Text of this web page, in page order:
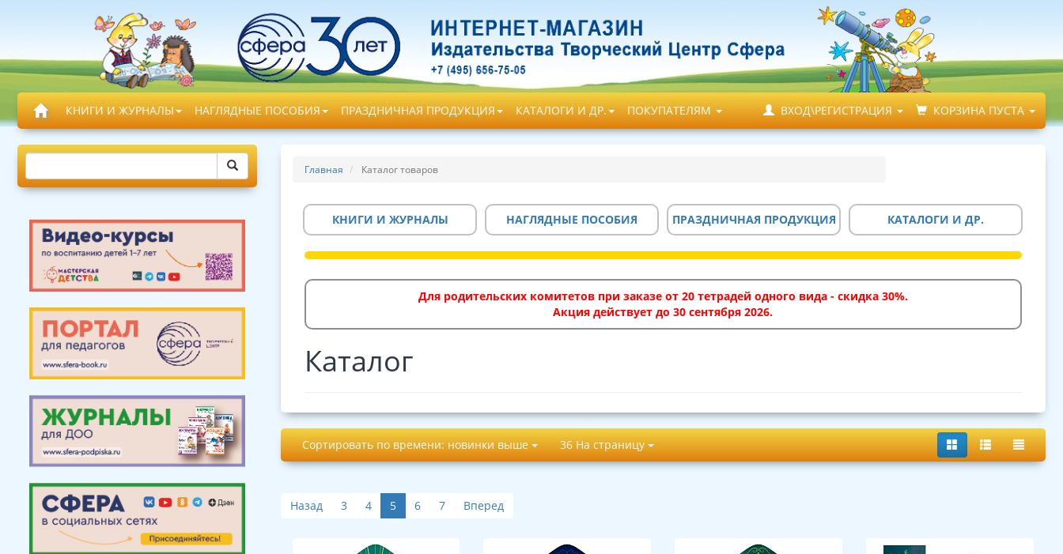
КНИГИ И ЖУРНАЛЫ НАГЛЯДНЫЕ ПОСОБИЯ ПРАЗДНИЧНАЯ ПРОДУКЦИЯ КАТАЛОГИ И ДР. ПОКУПАТЕЛЯМ ВХОД\РЕГИСТРАЦИЯ КОРЗИНА ПУСТА
Главная Каталог товаров
КНИГИ И ЖУРНАЛЫ НАГЛЯДНЫЕ ПОСОБИЯ ПРАЗДНИЧНАЯ ПРОДУКЦИЯ КАТАЛОГИ И ДР.
Для родительских комитетов при заказе от 20 тетрадей одного вида - скидка 30%.
Акция действует до 30 сентября 2026.
Каталог
Сортировать по времени: новинки выше 36 На страницу
Назад 3 4 5 6 7 Вперед